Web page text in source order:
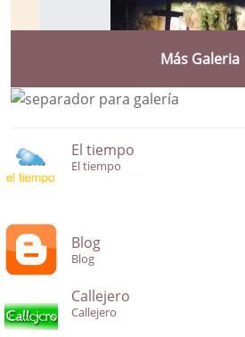
Más Galeria
El tiempo
El tiempo
Blog
Blog
Callejero
Callejero